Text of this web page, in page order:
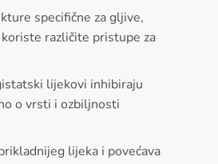
specifične za gljive,
različite pristupe za
lijekovi inhibiraju
o vrsti i ozbiljnosti
lijeka i povećava